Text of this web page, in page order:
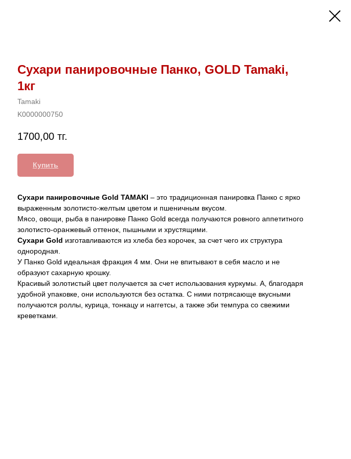
Сухари панировочные Панко, GOLD Tamaki,
1кг
Tamaki
K0000000750
1700,00 тг.
Купить
Сухари панировочные Gold TAMAKI – это традиционная панировка Панко с ярко
выраженным золотисто-желтым цветом и пшеничным вкусом.
Мясо, овощи, рыба в панировке Панко Gold всегда получаются ровного аппетитного
золотисто-оранжевый оттенок, пышными и хрустящими.
Сухари Gold изготавливаются из хлеба без корочек, за счет чего их структура
однородная.
У Панко Gold идеальная фракция 4 мм. Они не впитывают в себя масло и не
образуют сахарную крошку.
Красивый золотистый цвет получается за счет использования куркумы. А, благодаря
удобной упаковке, они используются без остатка. С ними потрясающе вкусными
получаются роллы, курица, тонкацу и наггетсы, а также эби темпура со свежими
креветками.